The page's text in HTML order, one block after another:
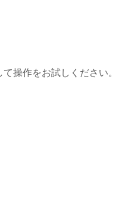
操作をお試しください。